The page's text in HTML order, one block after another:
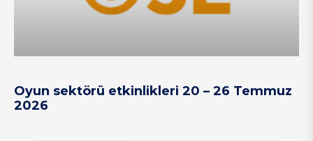
Oyun sektörü etkinlikleri 20 – 26 Temmuz
2026